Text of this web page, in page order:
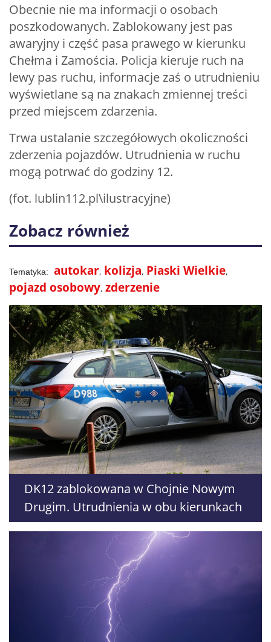
Obecnie nie ma informacji o osobach
poszkodowanych. Zablokowany jest pas
awaryjny i część pasa prawego w kierunku
Chełma i Zamościa. Policja kieruje ruch na
lewy pas ruchu, informacje zaś o utrudnieniu
wyświetlane są na znakach zmiennej treści
przed miejscem zdarzenia.
Trwa ustalanie szczegółowych okoliczności
zderzenia pojazdów. Utrudnienia w ruchu
mogą potrwać do godziny 12.
(fot. lublin112.pl\ilustracyjne)
Zobacz również
autokar kolizja Piaski Wielkie
pojazd osobowy zderzenie
DK12 zablokowana w Chojnie Nowym
Drugim. Utrudnienia w obu kierunkach